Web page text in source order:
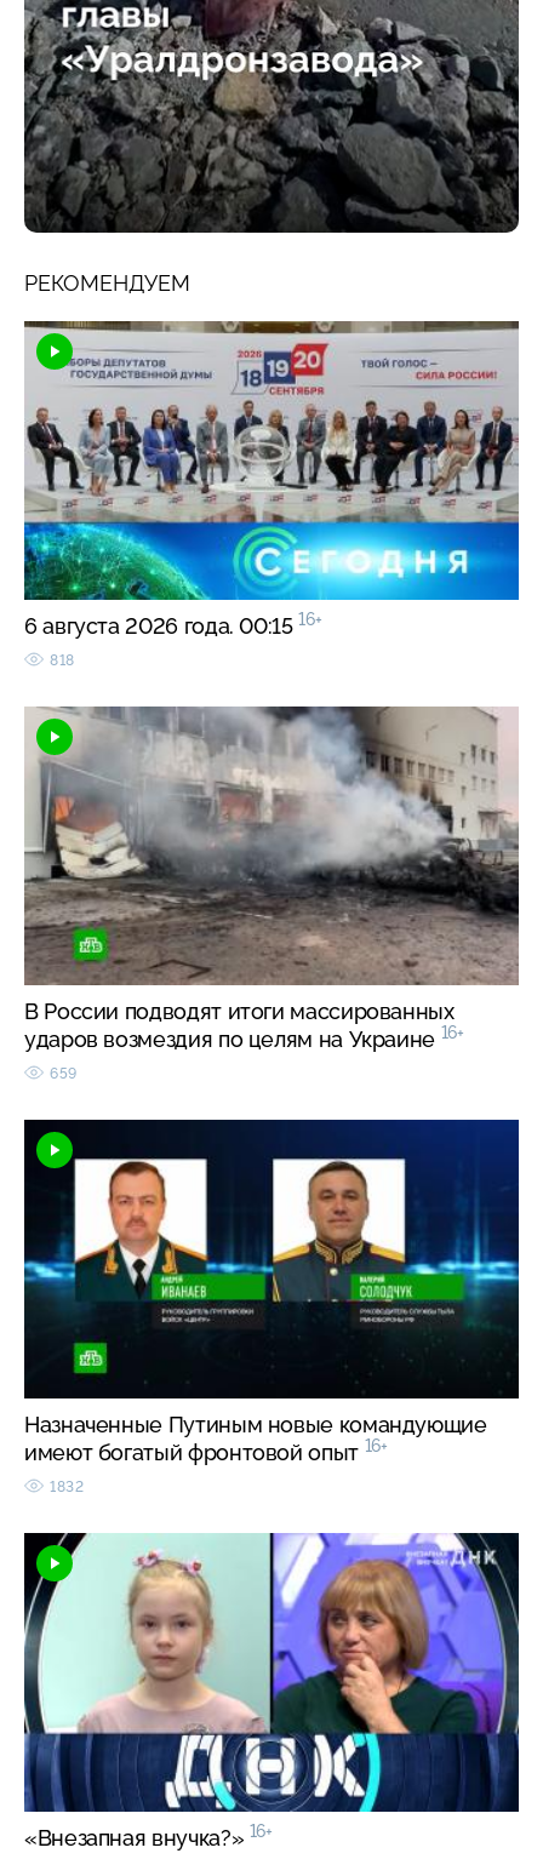
РЕКОМЕНДУЕМ
6 августа 2026 года. 00:15 16+
818
В России подводят итоги массированных
ударов возмездия по целям на Украине 16+
659
Назначенные Путиным новые командующие
имеют богатый фронтовой опыт 16+
1832
«Внезапная внучка?» 16+